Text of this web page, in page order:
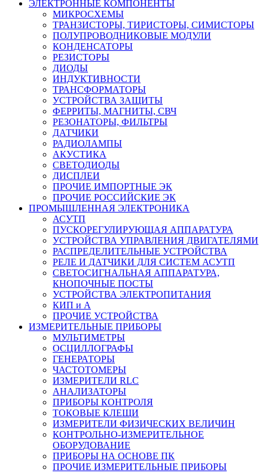
ЭЛЕКТРОННЫЕ КОМПОНЕНТЫ
МИКРОСХЕМЫ
ТРАНЗИСТОРЫ, ТИРИСТОРЫ, СИМИСТОРЫ
ПОЛУПРОВОДНИКОВЫЕ МОДУЛИ
КОНДЕНСАТОРЫ
РЕЗИСТОРЫ
ДИОДЫ
ИНДУКТИВНОСТИ
ТРАНСФОРМАТОРЫ
УСТРОЙСТВА ЗАЩИТЫ
ФЕРРИТЫ, МАГНИТЫ, СВЧ
РЕЗОНАТОРЫ, ФИЛЬТРЫ
ДАТЧИКИ
РАДИОЛАМПЫ
АКУСТИКА
СВЕТОДИОДЫ
ДИСПЛЕИ
ПРОЧИЕ ИМПОРТНЫЕ ЭК
ПРОЧИЕ РОССИЙСКИЕ ЭК
ПРОМЫШЛЕННАЯ ЭЛЕКТРОНИКА
АСУТП
ПУСКОРЕГУЛИРУЮЩАЯ АППАРАТУРА
УСТРОЙСТВА УПРАВЛЕНИЯ ДВИГАТЕЛЯМИ
РАСПРЕДЕЛИТЕЛЬНЫЕ УСТРОЙСТВА
РЕЛЕ И ДАТЧИКИ ДЛЯ СИСТЕМ АСУТП
СВЕТОСИГНАЛЬНАЯ АППАРАТУРА,
КНОПОЧНЫЕ ПОСТЫ
УСТРОЙСТВА ЭЛЕКТРОПИТАНИЯ
КИП и А
ПРОЧИЕ УСТРОЙСТВА
ИЗМЕРИТЕЛЬНЫЕ ПРИБОРЫ
МУЛЬТИМЕТРЫ
ОСЦИЛЛОГРАФЫ
ГЕНЕРАТОРЫ
ЧАСТОТОМЕРЫ
ИЗМЕРИТЕЛИ RLC
АНАЛИЗАТОРЫ
ПРИБОРЫ КОНТРОЛЯ
ТОКОВЫЕ КЛЕЩИ
ИЗМЕРИТЕЛИ ФИЗИЧЕСКИХ ВЕЛИЧИН
КОНТРОЛЬНО-ИЗМЕРИТЕЛЬНОЕ
ОБОРУДОВАНИЕ
ПРИБОРЫ НА ОСНОВЕ ПК
ПРОЧИЕ ИЗМЕРИТЕЛЬНЫЕ ПРИБОРЫ